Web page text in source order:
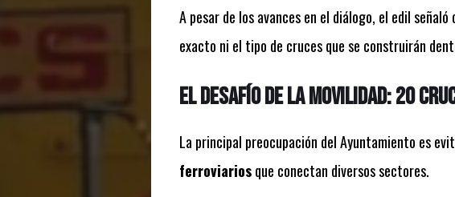
A pesar de los avances en el diálogo, el edil
exacto ni el tipo de cruces que se construirán
El desafío de la movilidad: 20
La principal preocupación del Ayuntamiento es
ferroviariosque conectan diversos sectores.